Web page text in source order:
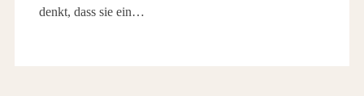
denkt, dass sie ein…